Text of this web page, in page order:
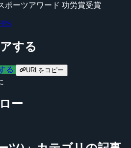
ポーツアワード 功労賞受賞
する
る URLをコピー
ー